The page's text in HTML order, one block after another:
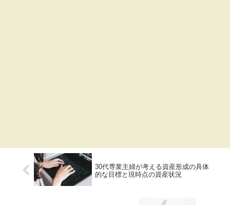
30代専業主婦が考える資産形成の具体
的な目標と現時点の資産状況